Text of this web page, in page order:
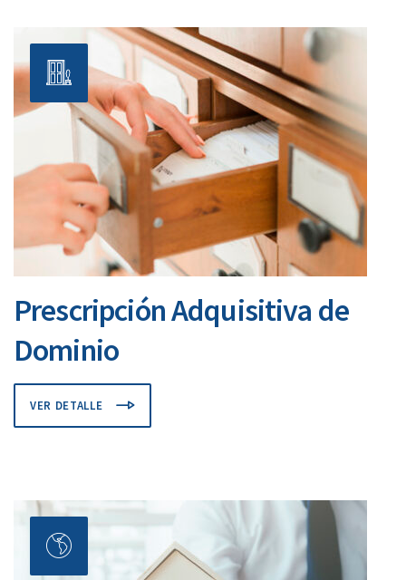
Prescripción Adquisitiva de
Dominio
VER DETALLE